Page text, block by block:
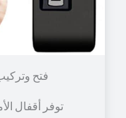
توفر أقفال